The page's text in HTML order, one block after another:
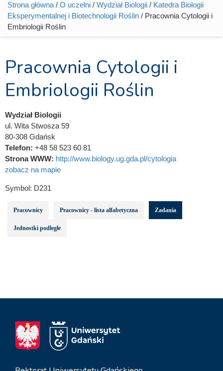
Jesteś tutaj
Strona główna / O uczelni / Wydział Biologii / Katedra Biologii
Eksperymentalnej i Biotechnologii Roślin / Pracownia Cytologii i
Embriologii Roślin
Pracownia Cytologii i
Embriologii Roślin
Wydział Biologii
ul. Wita Stwosza 59
80-308 Gdańsk
Telefon: +48 58 523 60 81
Strona WWW: http://www.biology.ug.gda.pl/cytologia
zobacz na mapie
Symbol: D231
Pracownicy Pracownicy - lista alfabetyczna Zadania
Jednostki podległe